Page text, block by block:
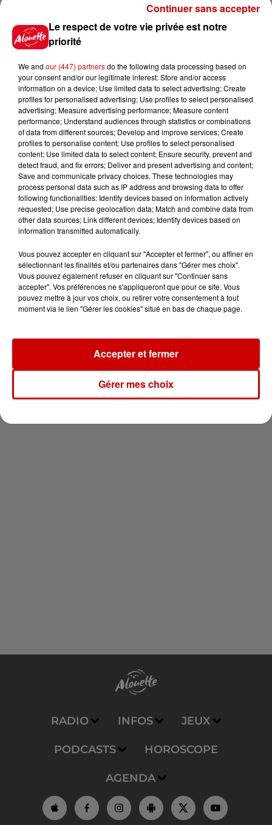
Gagnez vos places pour
l'événement Ride the Show à
Gagnez vos places pour le
festival Marché Gourmand 2026
à Coulon !
Le Duel - Gagnez vos entrées
pour le parc animalier de votre
choix !
Destination Vacances - Gagnez
votre séjour en famille au cœur
de la...
Newsletter
RADIO INFOS JEUX
PODCASTS HOROSCOPE
AGENDA
Le respect de votre vie privée est notre
priorité
We and our (447) partnersdo the following data processing based on
your consent and/or our legitimate interest: Store and/or access
information on a device; Use limited data to select advertising; Create
profiles for personalised advertising; Use profiles to select personalised
advertising; Measure advertising performance; Measure content
performance; Understand audiences through statistics or combinations
of data from different sources; Develop and improve services; Create
profiles to personalise content; Use profiles to select personalised
content; Use limited data to select content; Ensure security, prevent and
detect fraud, and fix errors; Deliver and present advertising and content;
Save and communicate privacy choices. These technologies may
process personal data such as IP address and browsing data to offer
following functionalities: Identify devices based on information actively
requested; Use precise geolocation data; Match and combine data from
other data sources; Link different devices; Identify devices based on
information transmitted automatically.
Vous pouvez accepter en cliquant sur "Accepter et fermer", ou affiner en
sélectionnant les finalités et/ou partenaires dans "Gérer mes choix".
Vous pouvez également refuser en cliquant sur "Continuer sans
accepter". Vos préférences ne s'appliqueront que pour ce site. Vous
pouvez mettre à jour vos choix, ou retirer votre consentement à tout
moment via le lien "Gérer les cookies" situé en bas de chaque page.
Gérer mes choix
Accepter et fermer
Continuer sans accepter